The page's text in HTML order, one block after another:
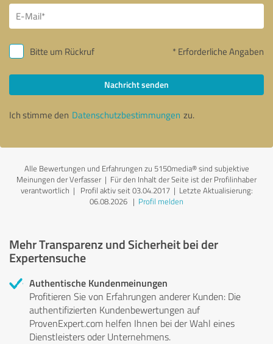
Bitte um Rückruf * Erforderliche Angaben
Nachricht senden
Ich stimme den Datenschutzbestimmungen zu.
Alle Bewertungen und Erfahrungen zu 5150media® sind subjektive
Meinungen der Verfasser | Für den Inhalt der Seite ist der Profilinhaber
verantwortlich | Profil aktiv seit 03.04.2017 | Letzte Aktualisierung:
06.08.2026 | Profil melden
Mehr Transparenz und Sicherheit bei der
Expertensuche
Authentische Kundenmeinungen
Profitieren Sie von Erfahrungen anderer Kunden: Die
authentifizierten Kundenbewertungen auf
ProvenExpert.com helfen Ihnen bei der Wahl eines
Dienstleisters oder Unternehmens.